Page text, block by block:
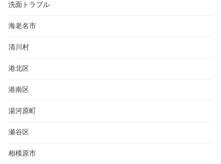
洗面トラブル
海老名市
清川村
港北区
港南区
湯河原町
瀬谷区
相模原市